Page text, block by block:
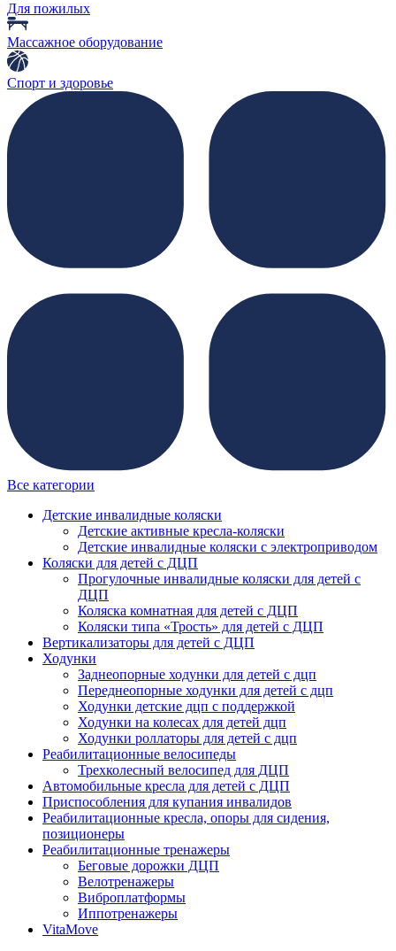
Для пожилых
Массажное оборудование
Спорт и здоровье
Все категории
Детские инвалидные коляски
Детские активные кресла-коляски
Детские инвалидные коляски с электроприводом
Коляски для детей с ДЦП
Прогулочные инвалидные коляски для детей с
ДЦП
Коляска комнатная для детей с ДЦП
Коляски типа «Трость» для детей с ДЦП
Вертикализаторы для детей с ДЦП
Ходунки
Заднеопорные ходунки для детей с дцп
Переднеопорные ходунки для детей с дцп
Ходунки детские дцп с поддержкой
Ходунки на колесах для детей дцп
Ходунки роллаторы для детей с дцп
Реабилитационные велосипеды
Трехколесный велосипед для ДЦП
Автомобильные кресла для детей с ДЦП
Приспособления для купания инвалидов
Реабилитационные кресла, опоры для сидения,
позиционеры
Реабилитационные тренажеры
Беговые дорожки ДЦП
Велотренажеры
Виброплатформы
Иппотренажеры
VitaMove